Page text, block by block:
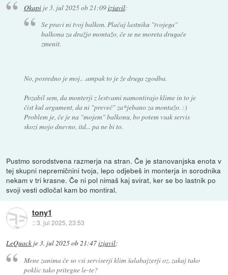
Okapije3. jul 2025 ob 21:09izjavil:
Se pravi ni tvoj balkon. Plačaj lastniku "tvojega"
balkona za dražjo montažo, če se ne moreta drugače
zmenit.
No, posredno je moj.. .ampak to je že druga zgodba.
Pozabil sem, da monterji z lestvami namontirajo klime in to je
čist kul argument, da ni "preveč" za*jebano za montažo. :)
Problem je, če je na "mojem" balkonu, bo potem vsak servis
skozi mojo dnevno, itd... pa ne bi to.
Pustmo sorodstvena razmerja na stran. Če je stanovanjska enota v
tej skupni nepremičnini tvoja, lepo odjebeš in monterja in sorodnika
nekam v tri krasne. Če ni pol nimaš kaj svirat, ker se bo lastnik po
svoji vesti odločal kam bo montiral.
tony1
::3. jul 2025, 23:53
LeQuack je3. jul 2025 ob 21:47izjavil:
Mene zanima če so vsi serviserji klim šalabajzerji oz. zakaj tako
poklic tako pritegne le-te?